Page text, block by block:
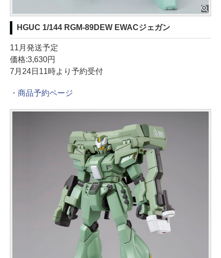
HGUC 1/144 RGM-89DEW EWACジェガン
11月発送予定
価格:3,630円
7月24日11時より予約受付
・商品予約ページ